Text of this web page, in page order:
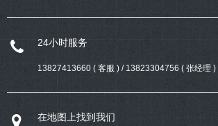
24小时服务
13827413660 ( 客服 ) / 13823304756 ( 张经理 )
在地图上找到我们